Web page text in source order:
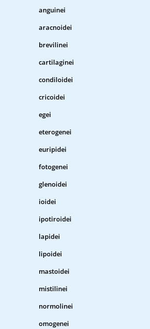
anguinei
aracnoidei
brevilinei
cartilaginei
condiloidei
cricoidei
egei
eterogenei
euripidei
fotogenei
glenoidei
ioidei
ipotiroidei
lapidei
lipoidei
mastoidei
mistilinei
normolinei
omogenei